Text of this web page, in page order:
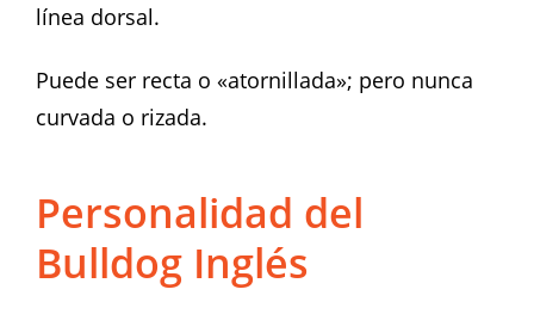
línea dorsal.
Puede ser recta o «atornillada»; pero nunca
curvada o rizada.
Personalidad del
Bulldog Inglés